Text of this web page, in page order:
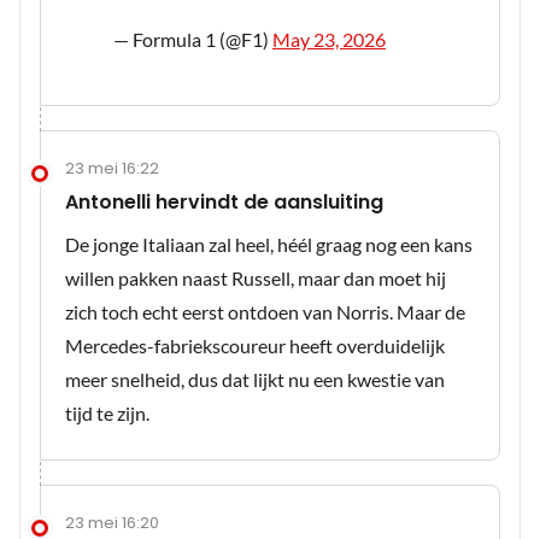
— Formula 1 (@F1) May 23, 2026
23 mei 16:22
Antonelli hervindt de aansluiting
De jonge Italiaan zal heel, héél graag nog een kans
willen pakken naast Russell, maar dan moet hij
zich toch echt eerst ontdoen van Norris. Maar de
Mercedes-fabriekscoureur heeft overduidelijk
meer snelheid, dus dat lijkt nu een kwestie van
tijd te zijn.
23 mei 16:20